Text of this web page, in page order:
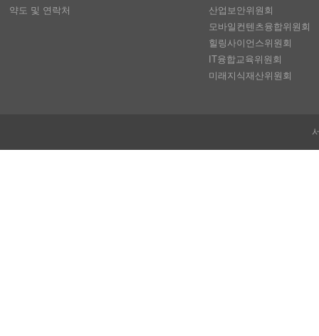
약도 및 연락처
산업보안위원회
모바일컨텐츠융합위원회
힐링사이언스위원회
IT융합교육위원회
미래지식재산위원회